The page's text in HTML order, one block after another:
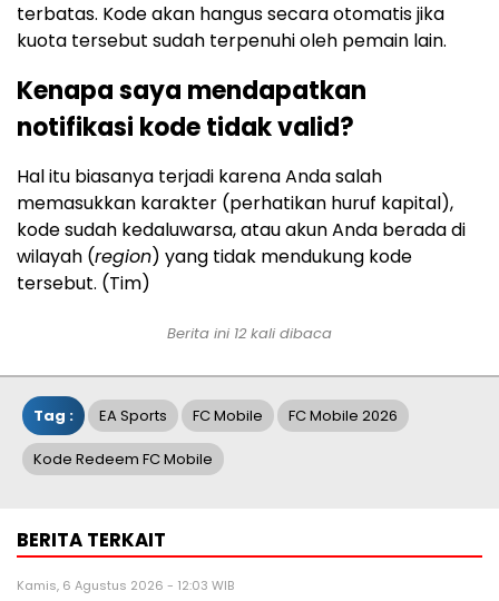
terbatas. Kode akan hangus secara otomatis jika
kuota tersebut sudah terpenuhi oleh pemain lain.
Kenapa saya mendapatkan
notifikasi kode tidak valid?
Hal itu biasanya terjadi karena Anda salah
memasukkan karakter (perhatikan huruf kapital),
kode sudah kedaluwarsa, atau akun Anda berada di
wilayah (region) yang tidak mendukung kode
tersebut. (Tim)
Berita ini 12 kali dibaca
Tag : EA Sports FC Mobile FC Mobile 2026
Kode Redeem FC Mobile
BERITA TERKAIT
Kamis, 6 Agustus 2026 - 12:03 WIB